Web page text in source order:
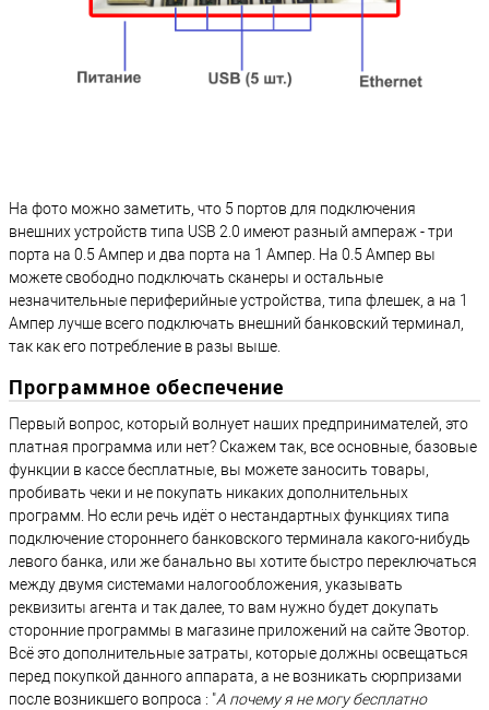
На фото можно заметить, что 5 портов для подключения
внешних устройств типа USB 2.0 имеют разный ампераж - три
порта на 0.5 Ампер и два порта на 1 Ампер. На 0.5 Ампер вы
можете свободно подключать сканеры и остальные
незначительные периферийные устройства, типа флешек, а на 1
Ампер лучше всего подключать внешний банковский терминал,
так как его потребление в разы выше.
Программное обеспечение
Первый вопрос, который волнует наших предпринимателей, это
платная программа или нет? Скажем так, все основные, базовые
функции в кассе бесплатные, вы можете заносить товары,
пробивать чеки и не покупать никаких дополнительных
программ. Но если речь идёт о нестандартных функциях типа
подключение стороннего банковского терминала какого-нибудь
левого банка, или же банально вы хотите быстро переключаться
между двумя системами налогообложения, указывать
реквизиты агента и так далее, то вам нужно будет докупать
сторонние программы в магазине приложений на сайте Эвотор.
Всё это дополнительные затраты, которые должны освещаться
перед покупкой данного аппарата, а не возникать сюрпризами
после возникшего вопроса : "А почему я не могу бесплатно